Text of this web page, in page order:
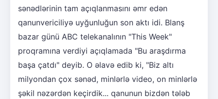
sənədlərinin tam açıqlanmasını əmr edən
qanunvericiliyə uyğunluğun son aktı idi. Blanş
bazar günü ABC telekanalının "This Week"
proqramına verdiyi açıqlamada "Bu araşdırma
başa çatdı" deyib. O əlavə edib ki, "Biz altı
milyondan çox sənəd, minlərlə video, on minlərlə
şəkil nəzərdən keçirdik... qanunun bizdən tələb